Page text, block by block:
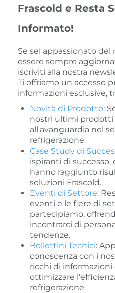
Frascold e Resta
Informato!
Se sei appassionato del
essere sempre
iscriviti alla nostra
Ti offriamo un accesso
informazioni esclusive,
Novità di Prodotto:
nostri ultimi prodotti
all'avanguardia nel
refrigerazione.
Case Study di
ispiranti di
hanno raggiunto
soluzioni Frascold.
Eventi di Settore:
eventi e le fiere di
partecipiamo,
incontrarci di
tendenze.
Bollettini Tecnici:
conoscenza con i
ricchi di
ottimizzare
refrigerazione.